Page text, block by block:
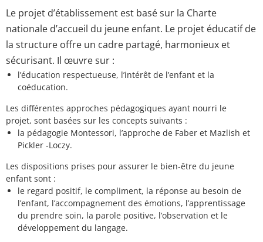
Le projet d’établissement est basé sur la Charte
nationale d’accueil du jeune enfant. Le projet éducatif de
la structure offre un cadre partagé, harmonieux et
sécurisant. Il œuvre sur :
l’éducation respectueuse, l’intérêt de l’enfant et la
coéducation.
Les différentes approches pédagogiques ayant nourri le
projet, sont basées sur les concepts suivants :
la pédagogie Montessori, l’approche de Faber et Mazlish et
Pickler -Loczy.
Les dispositions prises pour assurer le bien-être du jeune
enfant sont :
le regard positif, le compliment, la réponse au besoin de
l’enfant, l’accompagnement des émotions, l’apprentissage
du prendre soin, la parole positive, l’observation et le
développement du langage.